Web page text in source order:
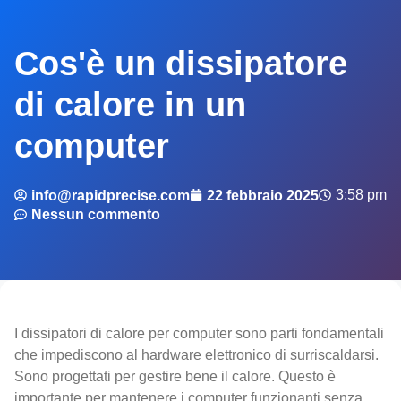
Cos'è un dissipatore
di calore in un
computer
info@rapidprecise.com 22 febbraio 2025
3:58 pm
Nessun commento
I dissipatori di calore per computer sono parti fondamentali
che impediscono al hardware elettronico di surriscaldarsi.
Sono progettati per gestire bene il calore. Questo è
importante per mantenere i computer funzionanti senza